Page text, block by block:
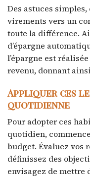
Des astuces
virements vers un
toute la différence.
d’épargne
l’épargne est
revenu, donnant
Appliquer ces
quotidienne
Pour adopter ces
quotidien,
budget. Évaluez vos
définissez des
envisagez de mettre